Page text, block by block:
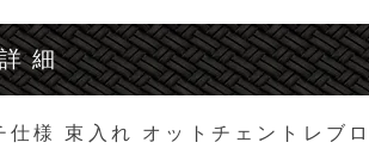
細
仕様 束入れ オットチェントレブ